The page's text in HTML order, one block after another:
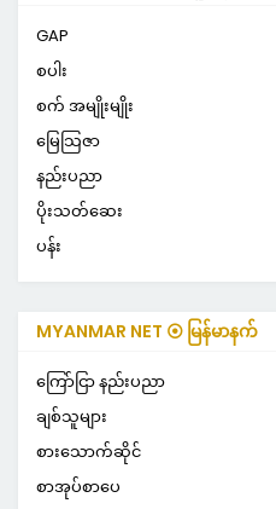
GAP
စပါး
စက် အမျိုးမျိုး
မြေသြဇာ
နည်းပညာ
ပိုးသတ်ဆေး
ပန်း
MYANMAR NET ⦿ မြန်မာနက်
ကြော်ငြာ နည်းပညာ
ချစ်သူများ
စားသောက်ဆိုင်
စာအုပ်စာပေ